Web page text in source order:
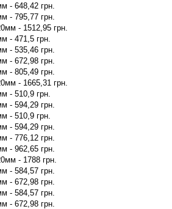
- 648,42 грн.
- 795,77 грн.
- 1512,95 грн.
- 471,5 грн.
- 535,46 грн.
- 672,98 грн.
- 805,49 грн.
- 1665,31 грн.
- 510,9 грн.
- 594,29 грн.
- 510,9 грн.
- 594,29 грн.
- 776,12 грн.
- 962,65 грн.
- 1788 грн.
- 584,57 грн.
- 672,98 грн.
- 584,57 грн.
- 672,98 грн.